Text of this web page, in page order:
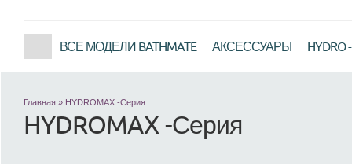
ВСЕ МОДЕЛИ BATHMATE АКСЕССУАРЫ HYDRO
Главная » HYDROMAX -Серия
HYDROMAX -Серия